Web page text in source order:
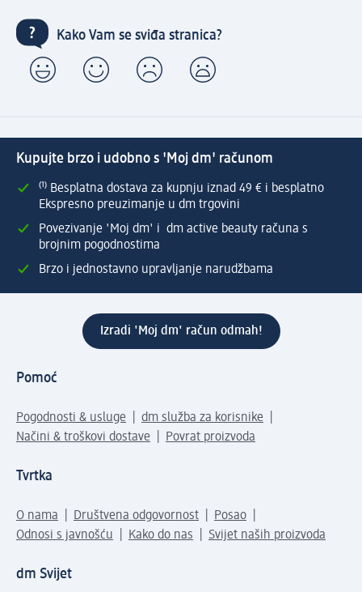
Kako Vam se sviđa stranica?
Kupujte brzo i udobno s 'Moj dm' računom
⁽¹⁾ Besplatna dostava za kupnju iznad 49 € i besplatno
Ekspresno preuzimanje u dm trgovini
Povezivanje 'Moj dm' i dm active beauty računa s
brojnim pogodnostima
Brzo i jednostavno upravljanje narudžbama
Izradi 'Moj dm' račun odmah!
Pomoć
Pogodnosti & usluge
dm služba za korisnike
Načini & troškovi dostave
Povrat proizvoda
Tvrtka
O nama Društvena odgovornost
Posao
Odnosi s javnošću
Kako do nas Svijet naših proizvoda
dm Svijet